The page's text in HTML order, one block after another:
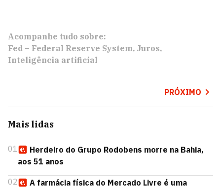
Acompanhe tudo sobre:
Fed – Federal Reserve System Juros
Inteligência artificial
PRÓXIMO
Mais lidas
01
Herdeiro do Grupo Rodobens morre na Bahia,
aos 51 anos
02
A farmácia física do Mercado Livre é uma